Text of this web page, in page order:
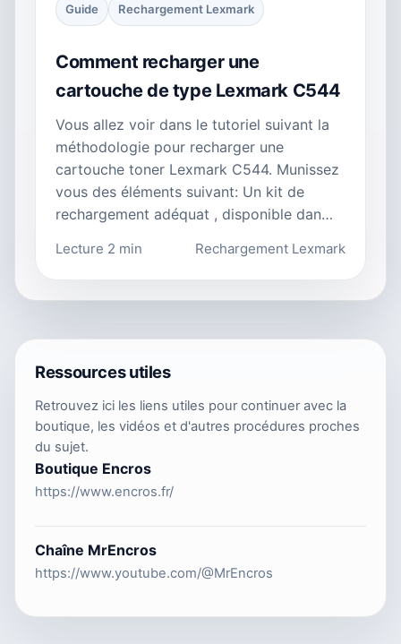
Guide Rechargement Lexmark
Comment recharger une
cartouche de type Lexmark C544
Vous allez voir dans le tutoriel suivant la
méthodologie pour recharger une
cartouche toner Lexmark C544. Munissez
vous des éléments suivant: Un kit de
rechargement adéquat , disponible dan…
Lecture 2 min Rechargement Lexmark
Ressources utiles
Retrouvez ici les liens utiles pour continuer avec la
boutique, les vidéos et d'autres procédures proches
du sujet.
Boutique Encros
https://www.encros.fr/
Chaîne MrEncros
https://www.youtube.com/@MrEncros